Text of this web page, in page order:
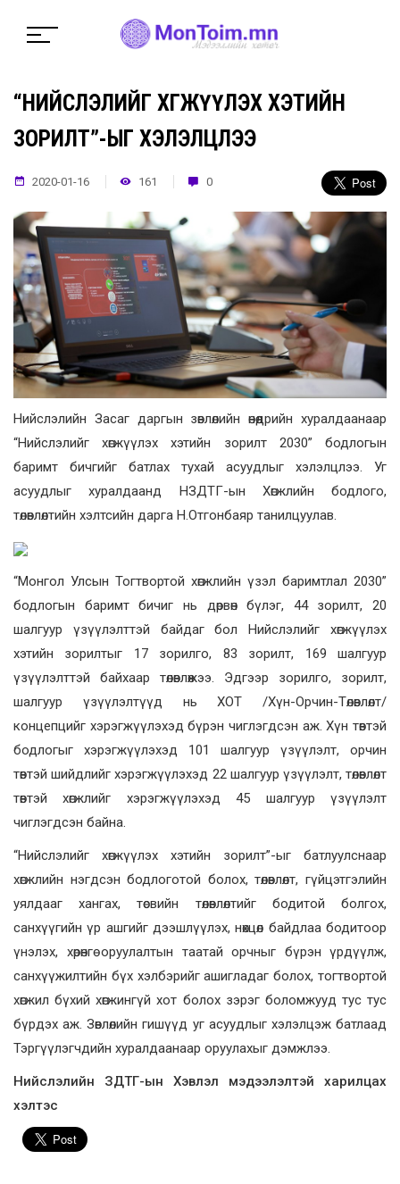
“НИЙСЛЭЛИЙГ ХӨГЖҮҮЛЭХ ХЭТИЙН
ЗОРИЛТ”-ЫГ ХЭЛЭЛЦЛЭЭ
2020-01-16 161 0
Нийслэлийн Засаг даргын зөвлөлийн өнөөдрийн хуралдаанаар
“Нийслэлийг хөгжүүлэх хэтийн зорилт 2030” бодлогын
баримт бичгийг батлах тухай асуудлыг хэлэлцлээ. Уг
асуудлыг хуралдаанд НЗДТГ-ын Хөгжлийн бодлого,
төлөвлөлтийн хэлтсийн дарга Н.Отгонбаяр танилцуулав.
“Монгол Улсын Тогтвортой хөгжлийн үзэл баримтлал 2030”
бодлогын баримт бичиг нь дөрвөн бүлэг, 44 зорилт, 20
шалгуур үзүүлэлттэй байдаг бол Нийслэлийг хөгжүүлэх
хэтийн зорилтыг 17 зорилго, 83 зорилт, 169 шалгуур
үзүүлэлттэй байхаар төлөвлөжээ. Эдгээр зорилго, зорилт,
шалгуур үзүүлэлтүүд нь ХОТ /Хүн-Орчин-Төлөвлөлт/
концепцийг хэрэгжүүлэхэд бүрэн чиглэгдсэн аж. Хүн төвтэй
бодлогыг хэрэгжүүлэхэд 101 шалгуур үзүүлэлт, орчин
төвтэй шийдлийг хэрэгжүүлэхэд 22 шалгуур үзүүлэлт, төлөвлөлт
төвтэй хөгжлийг хэрэгжүүлэхэд 45 шалгуур үзүүлэлт
чиглэгдсэн байна.
“Нийслэлийг хөгжүүлэх хэтийн зорилт”-ыг батлуулснаар
хөгжлийн нэгдсэн бодлоготой болох, төлөвлөлт, гүйцэтгэлийн
уялдааг хангах, төсвийн төлөвлөлтийг бодитой болгох,
санхүүгийн үр ашгийг дээшлүүлэх, нөхцөл байдлаа бодитоор
үнэлэх, хөрөнгө оруулалтын таатай орчныг бүрэн үрдүүлж,
санхүүжилтийн бүх хэлбэрийг ашигладаг болох, тогтвортой
хөгжил бүхий хөгжингүй хот болох зэрэг боломжууд тус тус
бүрдэх аж. Зөвлөлийн гишүүд уг асуудлыг хэлэлцэж батлаад
Тэргүүлэгчдийн хуралдаанаар оруулахыг дэмжлээ.
Нийслэлийн ЗДТГ-ын Хэвлэл мэдээлэлтэй харилцах
хэлтэс